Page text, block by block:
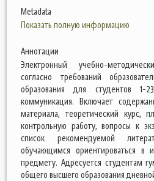
Metadata
Показать полную информацию
Аннотации
Электронный учебно-
согласно требований
образования для студентов
коммуникация. Включает
материала, теоретический курс,
контрольную работу, вопросы к
список рекомендуемой
обучающимся ориентироваться в
предмету. Адресуется студентам
общего высшего образования